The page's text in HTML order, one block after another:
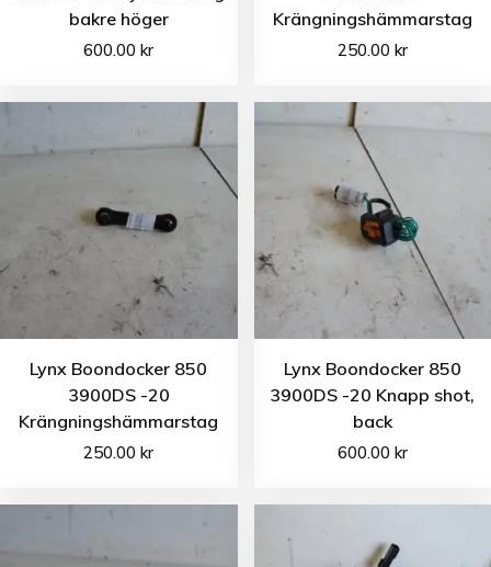
bakre höger
600.00kr
Krängningshämmarstag
250.00 kr
Lynx Boondocker 850
3900DS -20
Krängningshämmarstag
250.00kr
Lynx Boondocker 850
3900DS -20 Knapp shot,
back
600.00 kr